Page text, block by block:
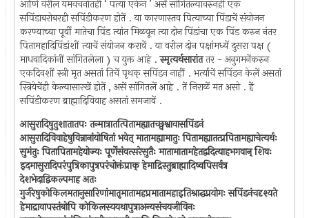
आणि वरील यमवचनांतही ‘ पत्या एकेन ’ असें सांगितल्यावरुनही एक
सपिंडाबरोबरही सपिंडीकरण होतें . या कारणास्तव पित्याच्या पिंडाचें संयोजन
करण्याच्या पूर्वीं मातेचा पिंड त्यांत मिळवून त्या दोन पिंडांचा एक पिंड करुन नंतर
पितामहादिपिंडांशीं त्याचें संयोजन करावें . या वरील दोन पक्षांमध्यें दुसरा पक्ष (
माधवादिकांनीं सांगितलेला ) च युक्त आहे .स्मृत्यर्थसारांततर - अनुगमनेंकरुन
एकदिवशीं स्त्री मृत असतां तिचें पृथक् सपिंडन नाहीं . भर्त्याचें सपिंडन केलें असतां
स्त्रियेचेंही केल्यासारखें होतें , असें सांगितलें आहे . तें निराळें मत असो . हें
सपिंडीकरण ब्राह्मादिविवाह असतां समजावें .
आसुरादिषुतुशातातपः तन्मात्रातत्पितामह्यातच्छ्वश्वावासपिंडनं
आसुरादिविवाहेषुविन्नानांयोषितां भवेत् मातामह्यामातुः पितामह्यातत्प्रपितामह्याचेत्यर्थः
सुमंतुः पितापितामहेयोज्यः पूर्णेसंवत्सरेसुतैः मातामातामहेतद्वदित्याहभगवान् शिवः
इदमासुरादिपरंपुत्रिकापुत्रपरंचोक्तंप्राक् हेमाद्रिस्तुब्राह्मादिष्वपिसर्वत्र
देशभेदाद्विकल्पमाह अतः
गुर्जरेषुकोकिलमतानुसारिणांमातृमातामहप्रमातामहाइतिश्राद्धप्रयोगः सपिंडनंचदृश्यते
हेमाद्रावापस्तंबोपि कोकिलस्ययथापुत्राअन्यसंचयजीविनः